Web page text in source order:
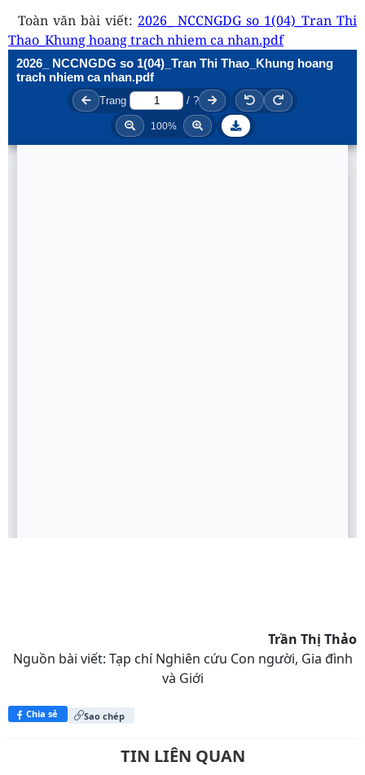
Toàn văn bài viết: 2026_ NCCNGDG so 1(04)_Tran Thi
Thao_Khung hoang trach nhiem ca nhan.pdf
Trần Thị Thảo
Nguồn bài viết: Tạp chí Nghiên cứu Con người, Gia đình
và Giới
Chia sẻ Sao chép
TIN LIÊN QUAN